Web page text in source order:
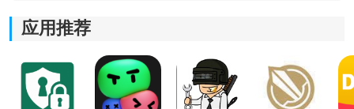
1. 提供丰富的直播特效与贴纸，可免费使用，提升直播
画面效果，减少额外软件依赖。
2. 支持弹幕实时互动，主播能够第一时间看到粉丝留
言，加强交流体验。
应用推荐